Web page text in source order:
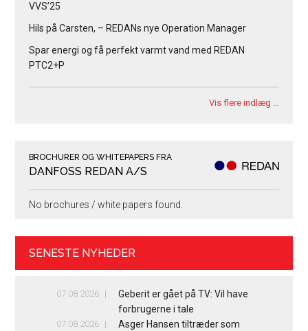
VVS’25
Hils på Carsten, – REDANs nye Operation Manager
Spar energi og få perfekt varmt vand med REDAN
PTC2+P
Vis flere indlæg …
BROCHURER OG WHITEPAPERS FRA
DANFOSS REDAN A/S
No brochures / white papers found.
SENESTE NYHEDER
07.08.2026
Geberit er gået på TV: Vil have
forbrugerne i tale
07.08.2026
Asger Hansen tiltræder som